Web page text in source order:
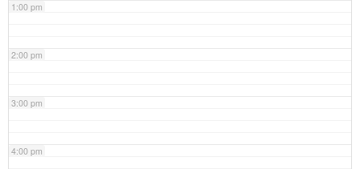
1:00 pm
2:00 pm
3:00 pm
4:00 pm